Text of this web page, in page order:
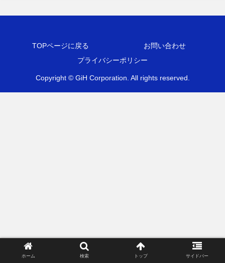
TOPページに戻る
お問い合わせ
プライバシーポリシー
Copyright © GiH Corporation. All rights reserved.
ホーム 検索 トップ サイドバー